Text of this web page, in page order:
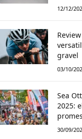
12/12/
gravel
03/10/
Sea
2025:
30/09/